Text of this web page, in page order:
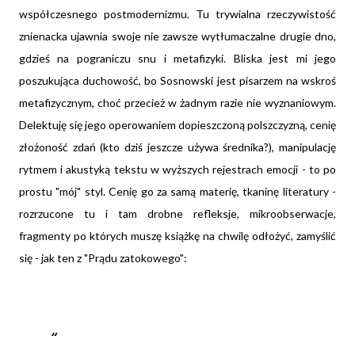
współczesnego postmodernizmu. Tu trywialna rzeczywistość
znienacka ujawnia swoje nie zawsze wytłumaczalne drugie dno,
gdzieś na pograniczu snu i metafizyki. Bliska jest mi jego
poszukująca duchowość, bo Sosnowski jest pisarzem na wskroś
metafizycznym, choć przecież w żadnym razie nie wyznaniowym.
Delektuję się jego operowaniem dopieszczoną polszczyzną, cenię
złożoność zdań (kto dziś jeszcze używa średnika?), manipulację
rytmem i akustyką tekstu w wyższych rejestrach emocji - to po
prostu "mój" styl. Cenię go za samą materię, tkaninę literatury -
rozrzucone tu i tam drobne refleksje, mikroobserwacje,
fragmenty po których muszę książkę na chwilę odłożyć, zamyślić
się - jak ten z "Prądu zatokowego":